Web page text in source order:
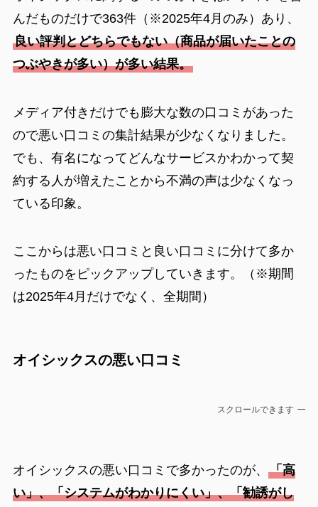
んだものだけで363件（※2025年4月のみ）あり、
良い評判とどちらでもない（商品が届いたことの
つぶやきが多い）が多い結果。
メディア付きだけでも膨大な数の口コミがあった
ので悪い口コミの集計結果が少なくなりました。
でも、有名になってどんなサービスかわかって契
約する人が増えたことから不満の声は少なくなっ
ている印象。
ここからは悪い口コミと良い口コミに分けて多か
ったものをピックアップしていきます。（※期間
は2025年4月だけでなく、全期間）
オイシックスの悪い口コミ
スクロールできます
オイシックスの悪い口コミで多かったのが、 「高
い」、「システムがわかりにくい」、「勧誘がし